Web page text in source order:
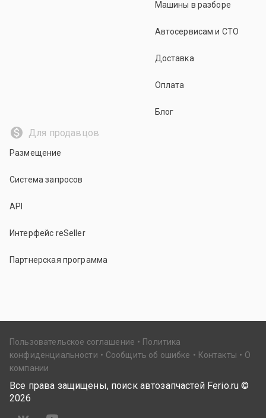
Машины в разборе
Автосервисам и СТО
Доставка
Оплата
Блог
Для продавцов
Размещение
Система запросов
API
Интерфейс reSeller
Партнерская программа
Пользовательское соглашение
Политика
конфиденциальности
Сообщить об ошибке Контакты
О
компании
Все права защищены, поиск автозапчастей Ferio.ru ©
2026